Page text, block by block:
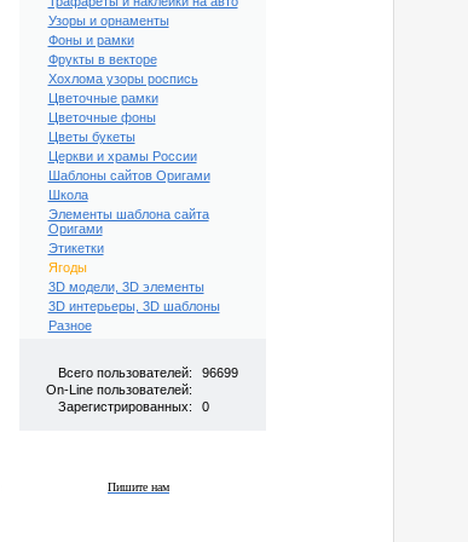
Узоры и орнаменты
Фоны и рамки
Фрукты в векторе
Хохлома узоры роспись
Цветочные рамки
Цветочные фоны
Цветы букеты
Церкви и храмы России
Шаблоны сайтов Оригами
Школа
Элементы шаблона сайта
Оригами
Этикетки
Ягоды
3D модели, 3D элементы
3D интерьеры, 3D шаблоны
Разное
Всего пользователей:
96699
On-Line пользователей:
Зарегистрированных:
0
Пишите нам